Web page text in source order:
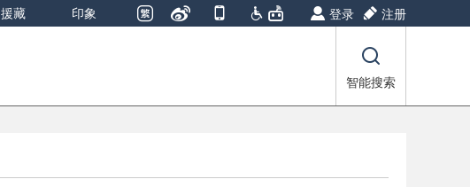
登录 注册
援藏 印象
智能搜索